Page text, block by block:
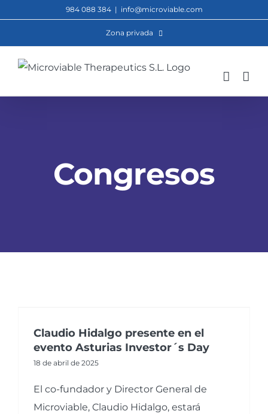
contenido
984 088 384 | info@microviable.com
Zona privada
Congresos
Claudio Hidalgo presente en el
evento Asturias Investor´s Day
18 de abril de 2025
El co-fundador y Director General de
Microviable, Claudio Hidalgo, estará